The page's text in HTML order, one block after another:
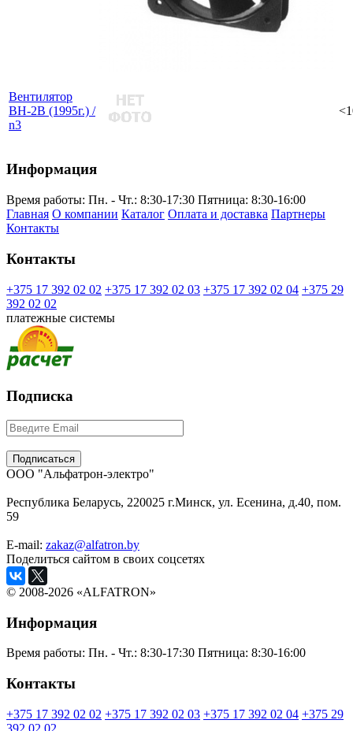
Вентилятор
ВН-2В (1995г.) /
n3
Информация
Время работы: Пн. - Чт.: 8:30-17:30 Пятница: 8:30-16:00
Главная О компании Каталог Оплата и доставка Партнеры
Контакты
Контакты
+375 17 392 02 02 +375 17 392 02 03 +375 17 392 02 04 +375 29
392 02 02
платежные системы
Подписка
ООО "Альфатрон-электро"
Республика Беларусь, 220025 г.Минск, ул. Есенина, д.40, пом.
59
E-mail: zakaz@alfatron.by
Поделиться сайтом в своих соцсетях
© 2008-2026 «ALFATRON»
Информация
Время работы: Пн. - Чт.: 8:30-17:30 Пятница: 8:30-16:00
Контакты
+375 17 392 02 02 +375 17 392 02 03 +375 17 392 02 04 +375 29
392 02 02